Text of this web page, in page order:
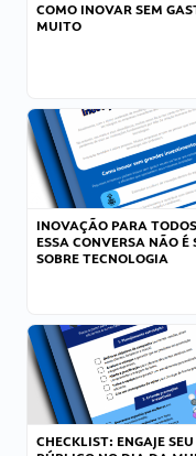
COMO INOVAR SEM
MUITO
INOVAÇÃO PARA
ESSA CONVERSA NÃO É
SOBRE TECNOLOGIA
CHECKLIST: ENGAJE SEU